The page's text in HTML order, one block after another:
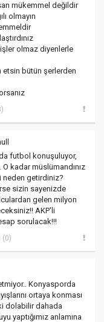
mükemmel değildir
olmayın
olmaz diyenlerle
etsin bütün şerlerden
futbol konuşuluyor,
kadar müslümandınız
neden getirdiniz?
sizin sayenizde
gelen milyon
AKP'li
sorulacak!!!
(0)
Konyasporda
ortaya konması
dolabilir dahada
yaptığımız anlamına